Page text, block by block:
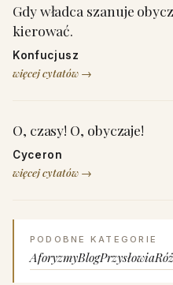
Gdy władca szanuje
kierować.
Konfucjusz
więcej cytatów →
O, czasy! O, obyczaje!
Cyceron
więcej cytatów →
PODOBNE KATEGORIE
AforyzmyBlogPrzysłowia